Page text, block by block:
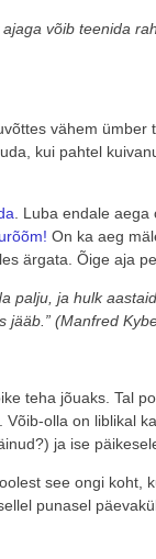
võib teenida
vähem
kui pahtel
. Luba endale
On ka aeg
ärgata. Õige aja
palju, ja hulk
jääb.” (Manfred
teha jõuaks. Tal
olla on liblikal
ja ise
see ongi koht,
punasel